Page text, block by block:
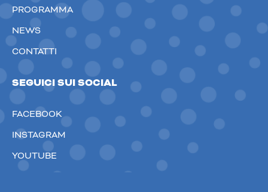
PROGRAMMA
NEWS
CONTATTI
SEGUICI SUI SOCIAL
FACEBOOK
INSTAGRAM
YOUTUBE